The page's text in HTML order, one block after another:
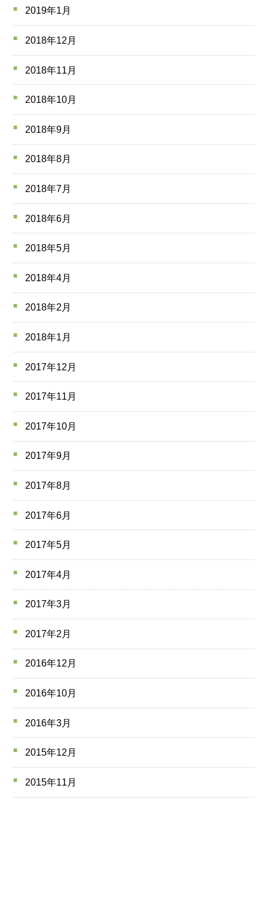
2019年1月
2018年12月
2018年11月
2018年10月
2018年9月
2018年8月
2018年7月
2018年6月
2018年5月
2018年4月
2018年2月
2018年1月
2017年12月
2017年11月
2017年10月
2017年9月
2017年8月
2017年6月
2017年5月
2017年4月
2017年3月
2017年2月
2016年12月
2016年10月
2016年3月
2015年12月
2015年11月